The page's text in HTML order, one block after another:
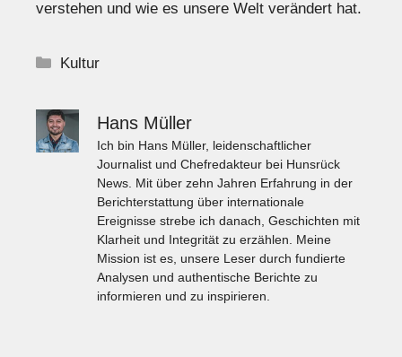
verstehen und wie es unsere Welt verändert hat.
Kategorien
Kultur
Hans Müller
Ich bin Hans Müller, leidenschaftlicher
Journalist und Chefredakteur bei Hunsrück
News. Mit über zehn Jahren Erfahrung in der
Berichterstattung über internationale
Ereignisse strebe ich danach, Geschichten mit
Klarheit und Integrität zu erzählen. Meine
Mission ist es, unsere Leser durch fundierte
Analysen und authentische Berichte zu
informieren und zu inspirieren.